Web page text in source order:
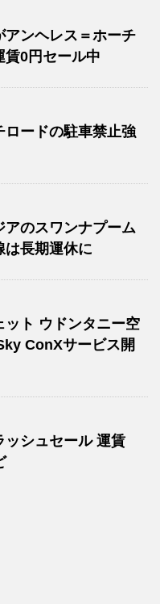
アンヘレス＝ホーチ
賃0円セール中
ロードの駐車禁止強
アのスワンナプーム
は長期運休に
ット ウドンタニー空
ConXサービス開
ッシュセール 運賃